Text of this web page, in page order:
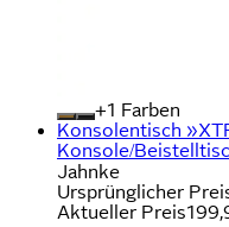
+
Farben
Konsolentisch
Konsole/
Jahnke
Ursprünglicher
Aktueller Preis